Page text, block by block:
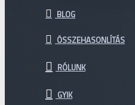
BLOG
ÖSSZEHASONLÍTÁS
RÓLUNK
GYIK